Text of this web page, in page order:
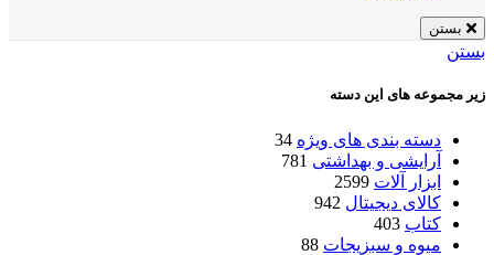
بستن
بستن
زیر مجموعه های این دسته
دسته بندی های ویژه 34
آرایشی و بهداشتی 781
ابزار آلات 2599
کالای دیجیتال 942
کتاب 403
میوه و سبزیجات 88